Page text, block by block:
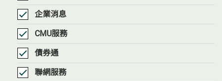
企業消息
CMU服務
債券通
聯網服務